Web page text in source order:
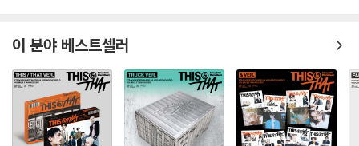
이 분야 베스트셀러